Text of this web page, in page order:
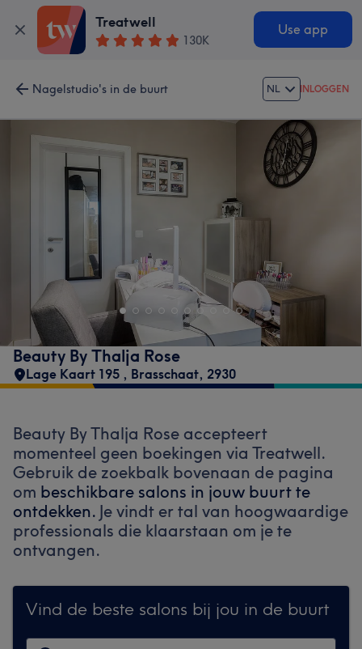
Treatwell
130K
Use app
Nagelstudio's in de buurt NL INLOGGEN
Beauty By Thalja Rose
Lage Kaart 195 , Brasschaat, 2930
Beauty By Thalja Rose accepteert
momenteel geen boekingen via Treatwell.
Gebruik de zoekbalk bovenaan de pagina
om beschikbare salons in jouw buurt te
ontdekken. Je vindt er tal van hoogwaardige
professionals die klaarstaan om je te
ontvangen.
Vind de beste salons bij jou in de buurt